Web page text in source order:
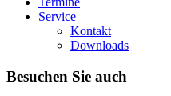
Service
Kontakt
Downloads
Besuchen Sie auch